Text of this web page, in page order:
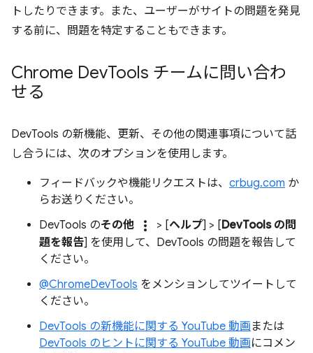
トしたりできます。また、ユーザーがサイトの問題を発見
する前に、問題を特定することもできます。
Chrome DevTools チームに問い合わ
せる
DevTools の新機能、更新、その他の関連事項について話
し合うには、次のオプションを使用します。
フィードバックや機能リクエストは、 crbug.com か
らお送りください。
DevTools のその他 more_vert > [ヘルプ] > [DevTools の問
題を報告] を使用して、DevTools の問題を報告して
ください。
@ChromeDevTools をメンションしてツイートして
ください。
DevTools の新機能に関する YouTube 動画 または
DevTools のヒントに関する YouTube 動画にコメン